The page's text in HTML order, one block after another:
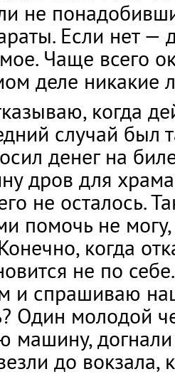
не
Если нет —
Чаще всего
деле никакие
когда
случай был
денег на
дров для
не осталось.
помочь не
когда
не по
и спрашиваю
Один молодой
догнали
до вокзала,